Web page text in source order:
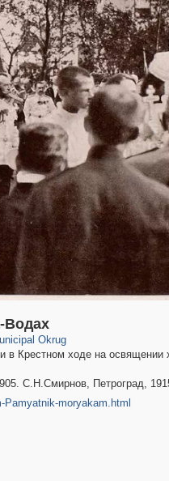
Водах
Okrug
138
Крестном ходе на освящении
С.Н.Смирнов, Петроград,
Pamyatnik-moryakam.html